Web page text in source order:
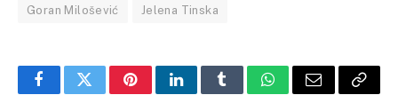
Goran Milošević Jelena Tinska
FacebookTwitterPinterestLinkedInTumblrWhatsApp
Email Copy